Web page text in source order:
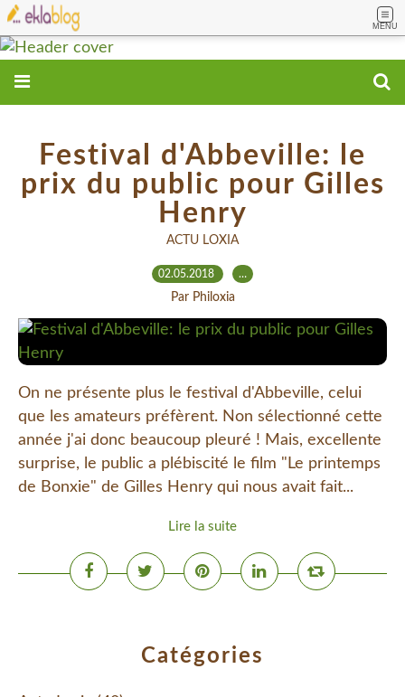
MENU
Festival d'Abbeville: le
prix du public pour Gilles
Henry
ACTU LOXIA
02.05.2018 …
Par Philoxia
On ne présente plus le festival d'Abbeville, celui
que les amateurs préfèrent. Non sélectionné cette
année j'ai donc beaucoup pleuré ! Mais, excellente
surprise, le public a plébiscité le film "Le printemps
de Bonxie" de Gilles Henry qui nous avait fait...
Lire la suite
Catégories